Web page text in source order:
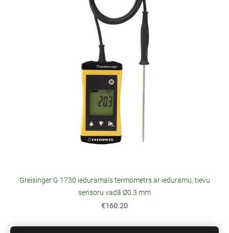
Greisinger G 1730 ieduramais termometrs ar ieduramu, tievu
sensoru vadā Ø0.3 mm
€160.20